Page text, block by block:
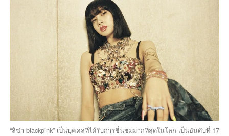
“ลิซ่า blackpink” เป็นบุคคลที่ได้รับการชื่นชมมากที่สุดในโลก เป็นอันดับที่ 17